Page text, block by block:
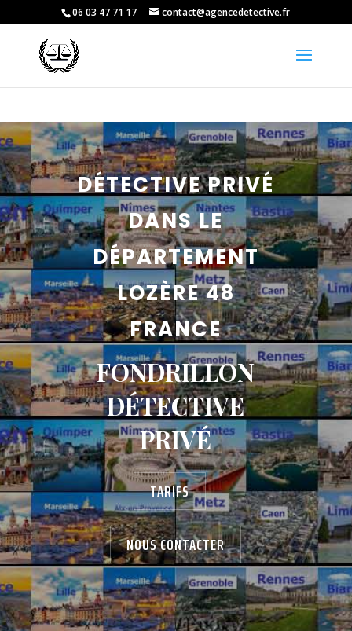
06 03 47 71 17 contact@agencedetective.fr
DÉTECTIVE PRIVÉ
DANS LE
DÉPARTEMENT
LOZÈRE 48
FRANCE
FONDRILLON
DÉTECTIVE
PRIVÉ
TARIFS
NOUS CONTACTER